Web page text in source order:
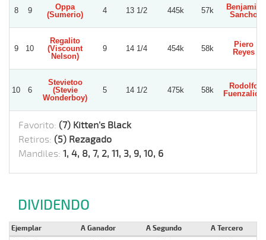
8 9
Oppa
(Sumerio)
4 13 1/2 445k 57k
Benjamin
Sancho
9 10
Regalito
(Viscount
Nelson)
9 14 1/4 454k 58k
Piero
Reyes
10 6
Stevietoo
(Stevie
Wonderboy)
5 14 1/2 475k 58k
Rodolfo
Fuenzalida
Favorito: (7) Kitten's Black
Retiros: (5) Rezagado
Mandiles: 1, 4, 8, 7, 2, 11, 3, 9, 10, 6
DIVIDENDO
Ejemplar A Ganador A Segundo A Tercero